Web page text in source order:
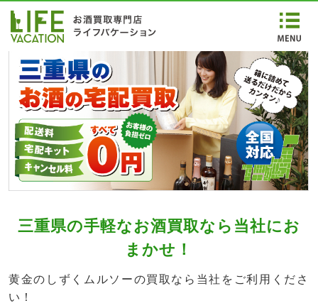
三重県の手軽なお酒買取なら当社にお
まかせ！
黄金のしずくムルソーの買取なら当社をご利用くださ
い！